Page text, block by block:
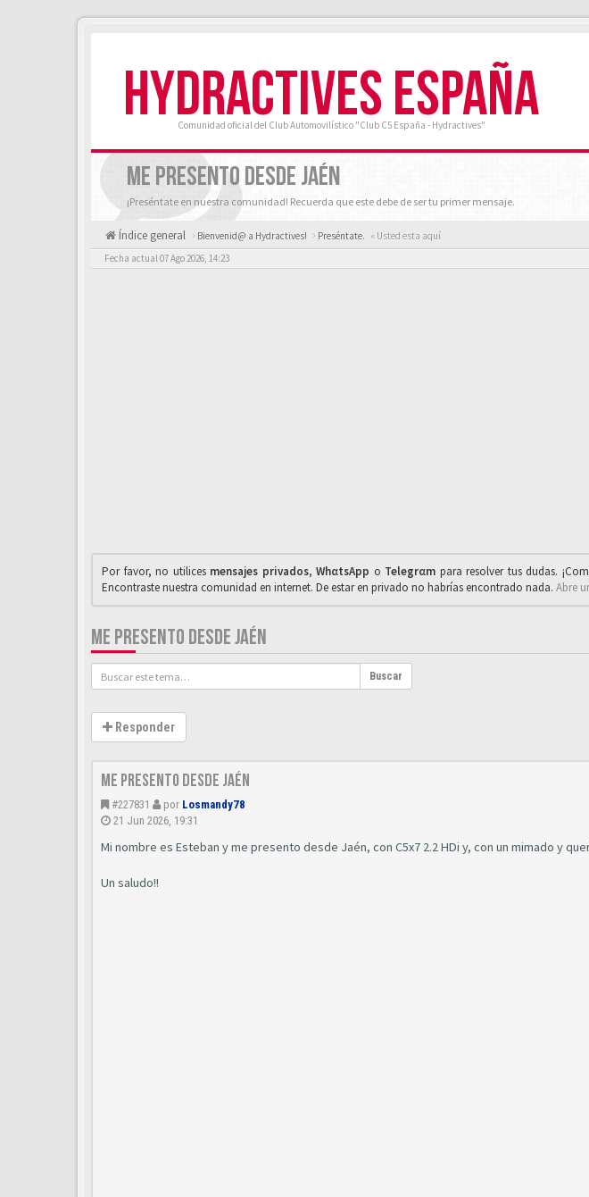
HYDRACTIVES ESPAÑA
Comunidad oficial del Club Automovilístico "Club C5 España - Hydractives"
ME PRESENTO DESDE JAÉN
¡Preséntate en nuestra comunidad! Recuerda que este debe de ser tu primer mensaje.
Índice general Bienvenid@ a Hydractives! Preséntate. « Usted esta aquí
Fecha actual 07 Ago 2026, 14:23
Por favor, no utilices mensajes privados,WhαtsApp o Telegrαm para resolver tus dudas.
Encontraste nuestra comunidad en internet. De estar en privado no habrías encontrado nada. Abre
ME PRESENTO DESDE JAÉN
Buscar
Responder
Me presento desde Jaén
#227831 por Losmandy78
21 Jun 2026, 19:31
Mi nombre es Esteban y me presento desde Jaén, con C5x7 2.2 HDi y, con un mimado y
Un saludo!!